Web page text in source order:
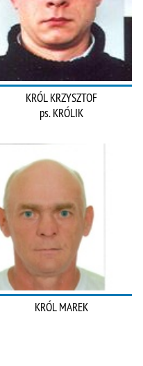
KRÓL KRZYSZTOF
ps. KRÓLIK
KRÓL MAREK